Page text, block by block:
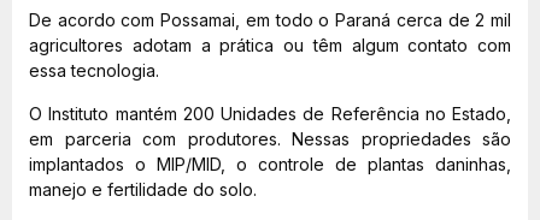
De acordo com Possamai, em todo o Paraná cerca de 2 mil
agricultores adotam a prática ou têm algum contato com
essa tecnologia.
O Instituto mantém 200 Unidades de Referência no Estado,
em parceria com produtores. Nessas propriedades são
implantados o MIP/MID, o controle de plantas daninhas,
manejo e fertilidade do solo.